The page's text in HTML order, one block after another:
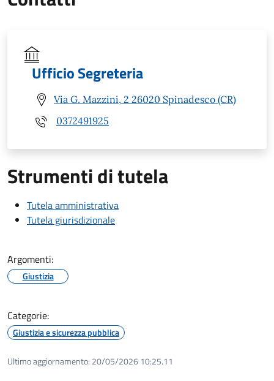
Ufficio Segreteria
Via G. Mazzini, 2 26020 Spinadesco (CR)
0372491925
Strumenti di tutela
Tutela amministrativa
Tutela giurisdizionale
Argomenti:
Giustizia
Categorie:
Giustizia e sicurezza pubblica
Ultimo aggiornamento: 20/05/2026 10:25.11